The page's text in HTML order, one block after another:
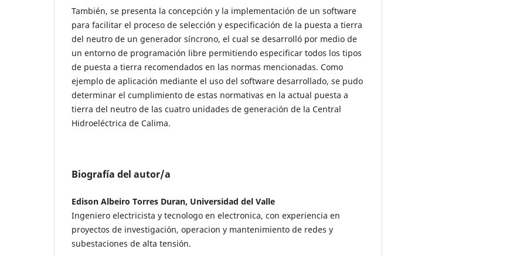
También, se presenta la concepción y la implementación de un software
para facilitar el proceso de selección y especificación de la puesta a tierra
del neutro de un generador síncrono, el cual se desarrolló por medio de
un entorno de programación libre permitiendo especificar todos los tipos
de puesta a tierra recomendados en las normas mencionadas. Como
ejemplo de aplicación mediante el uso del software desarrollado, se pudo
determinar el cumplimiento de estas normativas en la actual puesta a
tierra del neutro de las cuatro unidades de generación de la Central
Hidroeléctrica de Calima.
Biografía del autor/a
Edison Albeiro Torres Duran, Universidad del Valle
Ingeniero electricista y tecnologo en electronica, con experiencia en
proyectos de investigación, operacion y mantenimiento de redes y
subestaciones de alta tensión.